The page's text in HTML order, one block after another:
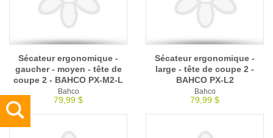
Sécateur ergonomique -
gaucher - moyen - tête de
coupe 2 - BAHCO PX-M2-L
Bahco
79,99 $
Sécateur ergonomique -
large - tête de coupe 2 -
BAHCO PX-L2
Bahco
79,99 $